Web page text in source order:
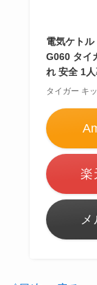
電気ケト
G060 タイ
れ 安全 1
タイガー キ
楽